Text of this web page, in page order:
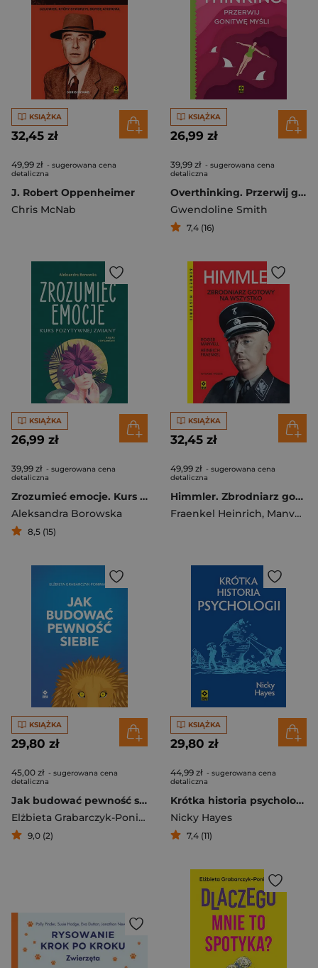
KSIĄŻKA
32,45 zł
49,99 zł - sugerowana cena
detaliczna
J. Robert Oppenheimer
Chris McNab
KSIĄŻKA
26,99 zł
39,99 zł - sugerowana cena
detaliczna
Overthinking. Przerwij gonitwę myśli
Gwendoline Smith
7,4 (16)
KSIĄŻKA
26,99 zł
39,99 zł - sugerowana cena
detaliczna
Zrozumieć emocje. Kurs pozytywnej zmiany
Aleksandra Borowska
8,5 (15)
KSIĄŻKA
32,45 zł
49,99 zł - sugerowana cena
detaliczna
Himmler. Zbrodniarz gotowy na wszystko wyd. 2025
Fraenkel Heinrich, Manvell Roger
KSIĄŻKA
29,80 zł
45,00 zł - sugerowana cena
detaliczna
Jak budować pewność siebie wyd. 2025
Elżbieta Grabarczyk-Ponimasz
9,0 (2)
KSIĄŻKA
29,80 zł
44,99 zł - sugerowana cena
detaliczna
Krótka historia psychologii
Nicky Hayes
7,4 (11)